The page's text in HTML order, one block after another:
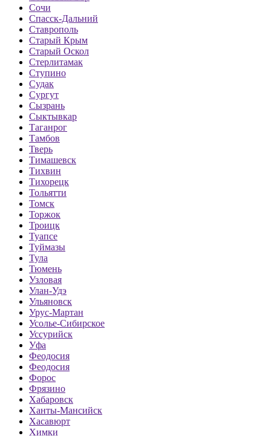
Сочи
Спасск-Дальний
Ставрополь
Старый Крым
Старый Оскол
Стерлитамак
Ступино
Судак
Сургут
Сызрань
Сыктывкар
Таганрог
Тамбов
Тверь
Тимашевск
Тихвин
Тихорецк
Тольятти
Томск
Торжок
Троицк
Туапсе
Туймазы
Тула
Тюмень
Узловая
Улан-Удэ
Ульяновск
Урус-Мартан
Усолье-Сибирское
Уссурийск
Уфа
Феодосия
Феодосия
Форос
Фрязино
Хабаровск
Ханты-Мансийск
Хасавюрт
Химки